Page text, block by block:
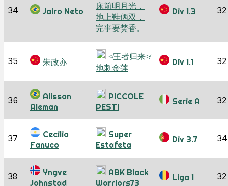
34 Jairo Neto
床前明月光，
地上鞋俩双，
完事要焚香。
Div 1.3 32
35 朱政亦
≮王者归来≯
地刺金莲
Div 1.1 32
36
Alisson
Aleman
PICCOLE
PESTI
Serie A 32
37
Cecilio
Fanuco
Super
Estafeta
Div 3.7 34
38
Yngve
Johnstad
ABK Black
Warriors73
Liga 1 32